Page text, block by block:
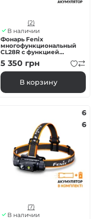
(2)
В наличии
Фонарь Fenix
многофункциональный
CL28R с функцией
Powerbank (10 000 mAh)
5 350 грн
В корзину
6
6
(7)
В наличии